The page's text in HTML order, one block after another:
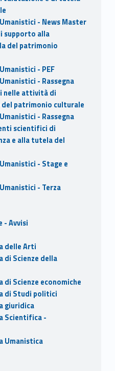
- News Master
supporto alla
del patrimonio
- PEF
- Rassegna
nelle attività di
patrimonio culturale
- Rassegna
scientifici di
e alla tutela del
- Stage e
- Terza
- Avvisi
delle Arti
di Scienze della
di Scienze economiche
di Studi politici
giuridica
Scientifica -
Umanistica